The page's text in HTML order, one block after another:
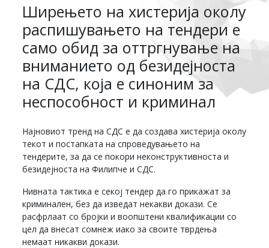
Ширењето на хистерија околу
распишувањето на тендери е
само обид за оттргнување на
вниманието од безидејноста
на СДС, која е синoним за
неспособност и криминал
Најновиот тренд на СДС е да создава хистерија околу
текот и постапката на спроведувањето на
тендерите, за да се покори неконструктивноста и
безидејноста на Филипче и СДС.
Нивната тактика е секој тендер да го прикажат за
криминален, без да изведат некакви докази. Се
расфрлаат со бројки и воопштени квалификации со
цел да внесат сомнеж иако за своите тврдења
немаат никакви докази.